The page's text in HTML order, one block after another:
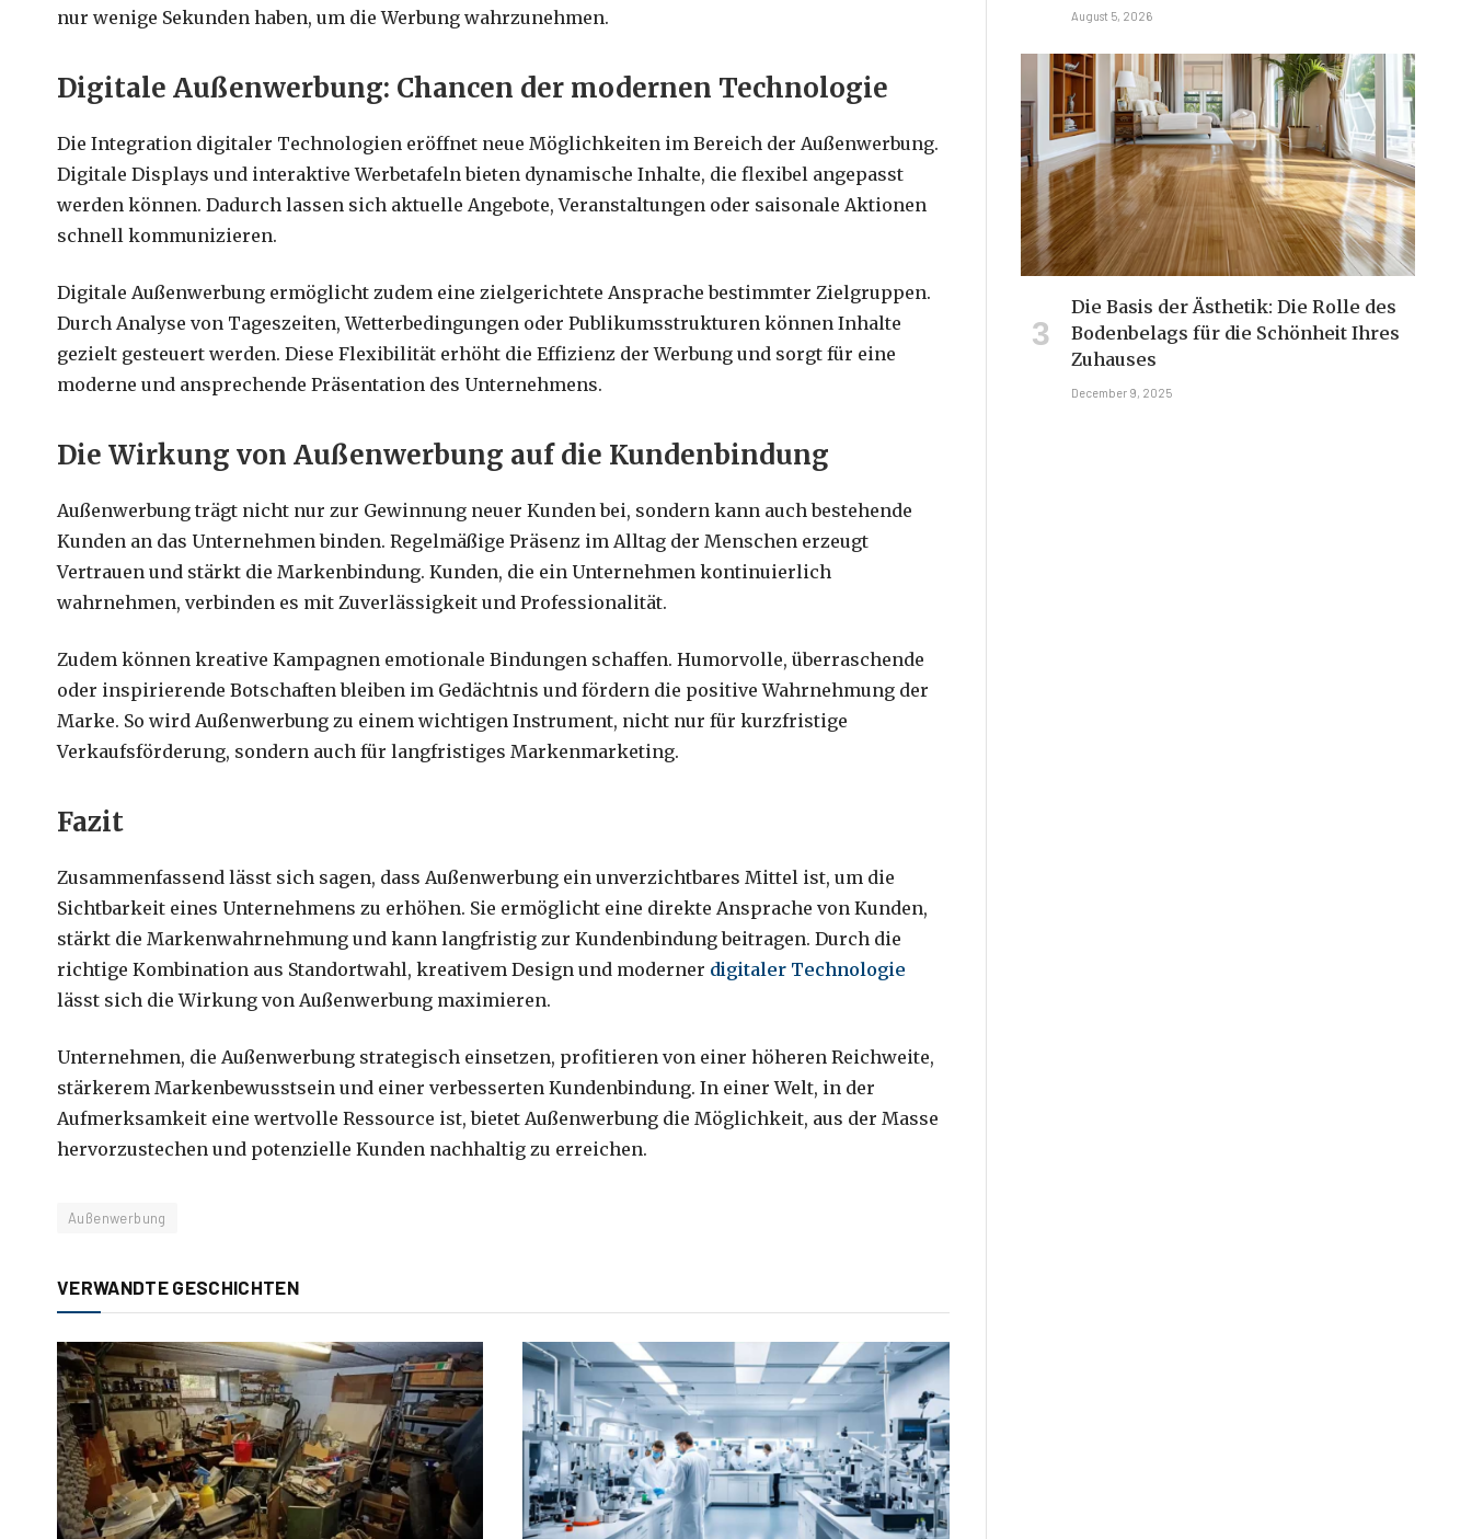
nur wenige Sekunden haben, um die Werbung wahrzunehmen.
Digitale Außenwerbung: Chancen der modernen Technologie
Die Integration digitaler Technologien eröffnet neue Möglichkeiten im Bereich der Außenwerbung.
Digitale Displays und interaktive Werbetafeln bieten dynamische Inhalte, die flexibel angepasst
werden können. Dadurch lassen sich aktuelle Angebote, Veranstaltungen oder saisonale Aktionen
schnell kommunizieren.
Digitale Außenwerbung ermöglicht zudem eine zielgerichtete Ansprache bestimmter Zielgruppen.
Durch Analyse von Tageszeiten, Wetterbedingungen oder Publikumsstrukturen können Inhalte
gezielt gesteuert werden. Diese Flexibilität erhöht die Effizienz der Werbung und sorgt für eine
moderne und ansprechende Präsentation des Unternehmens.
Die Wirkung von Außenwerbung auf die Kundenbindung
Außenwerbung trägt nicht nur zur Gewinnung neuer Kunden bei, sondern kann auch bestehende
Kunden an das Unternehmen binden. Regelmäßige Präsenz im Alltag der Menschen erzeugt
Vertrauen und stärkt die Markenbindung. Kunden, die ein Unternehmen kontinuierlich
wahrnehmen, verbinden es mit Zuverlässigkeit und Professionalität.
Zudem können kreative Kampagnen emotionale Bindungen schaffen. Humorvolle, überraschende
oder inspirierende Botschaften bleiben im Gedächtnis und fördern die positive Wahrnehmung der
Marke. So wird Außenwerbung zu einem wichtigen Instrument, nicht nur für kurzfristige
Verkaufsförderung, sondern auch für langfristiges Markenmarketing.
Fazit
Zusammenfassend lässt sich sagen, dass Außenwerbung ein unverzichtbares Mittel ist, um die
Sichtbarkeit eines Unternehmens zu erhöhen. Sie ermöglicht eine direkte Ansprache von Kunden,
stärkt die Markenwahrnehmung und kann langfristig zur Kundenbindung beitragen. Durch die
richtige Kombination aus Standortwahl, kreativem Design und moderner digitaler Technologie
lässt sich die Wirkung von Außenwerbung maximieren.
Unternehmen, die Außenwerbung strategisch einsetzen, profitieren von einer höheren Reichweite,
stärkerem Markenbewusstsein und einer verbesserten Kundenbindung. In einer Welt, in der
Aufmerksamkeit eine wertvolle Ressource ist, bietet Außenwerbung die Möglichkeit, aus der Masse
hervorzustechen und potenzielle Kunden nachhaltig zu erreichen.
Außenwerbung
VERWANDTE GESCHICHTEN
August 5, 2026
Die Basis der Ästhetik: Die Rolle des
Bodenbelags für die Schönheit Ihres
Zuhauses
December 9, 2025